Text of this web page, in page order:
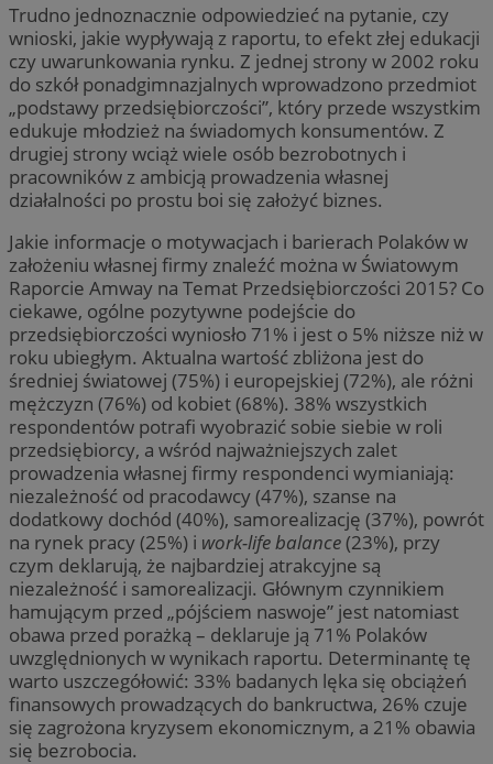
Trudno jednoznacznie odpowiedzieć na pytanie, czy
wnioski, jakie wypływają z raportu, to efekt złej edukacji
czy uwarunkowania rynku. Z jednej strony w 2002 roku
do szkół ponadgimnazjalnych wprowadzono przedmiot
„podstawy przedsiębiorczości”, który przede wszystkim
edukuje młodzież na świadomych konsumentów. Z
drugiej strony wciąż wiele osób bezrobotnych i
pracowników z ambicją prowadzenia własnej
działalności po prostu boi się założyć biznes.
Jakie informacje o motywacjach i barierach Polaków w
założeniu własnej firmy znaleźć można w Światowym
Raporcie Amway na Temat Przedsiębiorczości 2015? Co
ciekawe, ogólne pozytywne podejście do
przedsiębiorczości wyniosło 71% i jest o 5% niższe niż w
roku ubiegłym. Aktualna wartość zbliżona jest do
średniej światowej (75%) i europejskiej (72%), ale różni
mężczyzn (76%) od kobiet (68%). 38% wszystkich
respondentów potrafi wyobrazić sobie siebie w roli
przedsiębiorcy, a wśród najważniejszych zalet
prowadzenia własnej firmy respondenci wymianiają:
niezależność od pracodawcy (47%), szanse na
dodatkowy dochód (40%), samorealizację (37%), powrót
na rynek pracy (25%) i work-life balance(23%), przy
czym deklarują, że najbardziej atrakcyjne są
niezależność i samorealizacji. Głównym czynnikiem
hamującym przed „pójściem naswoje” jest natomiast
obawa przed porażką – deklaruje ją 71% Polaków
uwzględnionych w wynikach raportu. Determinantę tę
warto uszczegółowić: 33% badanych lęka się obciążeń
finansowych prowadzących do bankructwa, 26% czuje
się zagrożona kryzysem ekonomicznym, a 21% obawia
się bezrobocia.